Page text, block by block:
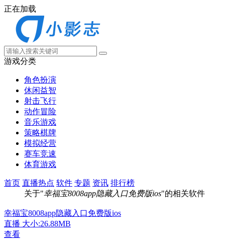
正在加载
游戏分类
角色扮演
休闲益智
射击飞行
动作冒险
音乐游戏
策略棋牌
模拟经营
赛车竞速
体育游戏
首页 直播热点 软件 专题 资讯 排行榜
关于"幸福宝8008app隐藏入口免费版ios"的相关软件
幸福宝8008app隐藏入口免费版ios
直播 大小:26.88MB
查看